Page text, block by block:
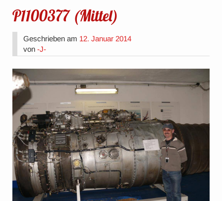
P1100377 (Mittel)
Geschrieben am 12. Januar 2014
von-J-